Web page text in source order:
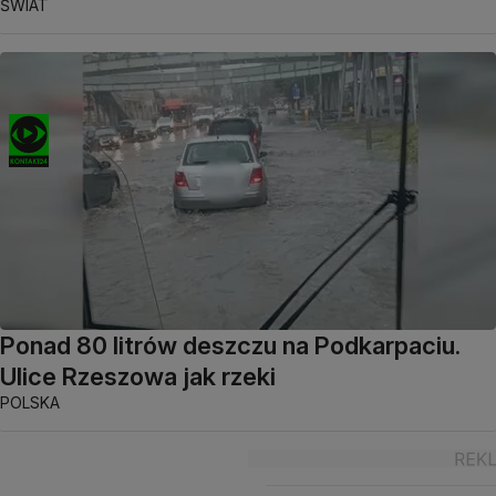
ŚWIAT
Ponad 80 litrów deszczu na Podkarpaciu.
Ulice Rzeszowa jak rzeki
POLSKA